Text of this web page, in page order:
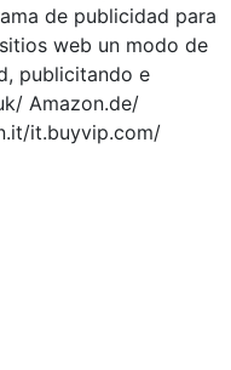
de publicidad para
web un modo de
publicitando e
Amazon.de/
it.buyvip.com/